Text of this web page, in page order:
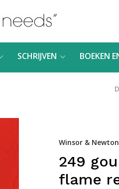
SCHRIJVEN BOEKEN
Winsor & Newton
249
flame